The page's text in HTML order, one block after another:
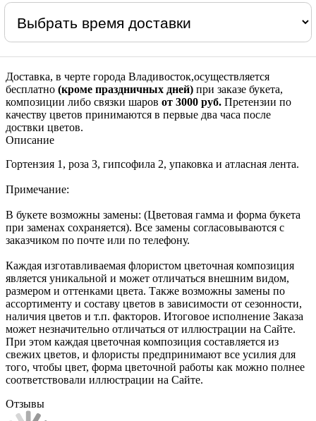
Доставка, в черте города Владивосток,осуществляется
бесплатно (кроме праздничных дней) при заказе букета,
композиции либо связки шаров от 3000 руб. Претензии по
качеству цветов принимаются в первые два часа после
доствки цветов.
Описание
Гортензия 1, роза 3, гипсофила 2, упаковка и атласная лента.
Примечание:
В букете возможны замены: (Цветовая гамма и форма букета
при заменах сохраняется). Все замены согласовываются с
заказчиком по почте или по телефону.
Каждая изготавливаемая флористом цветочная композиция
является уникальной и может отличаться внешним видом,
размером и оттенками цвета. Также возможны замены по
ассортименту и составу цветов в зависимости от сезонности,
наличия цветов и т.п. факторов. Итоговое исполнение Заказа
может незначительно отличаться от иллюстрации на Сайте.
При этом каждая цветочная композиция составляется из
свежих цветов, и флористы предпринимают все усилия для
того, чтобы цвет, форма цветочной работы как можно полнее
соответствовали иллюстрации на Сайте.
Отзывы